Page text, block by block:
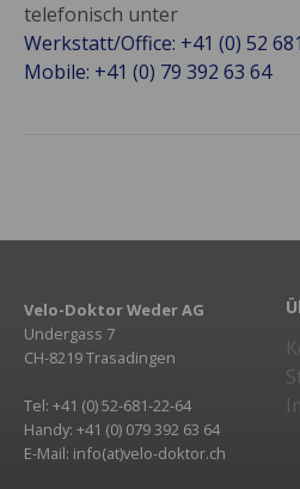
telefonisch unter
Werkstatt/Office: +41 (0) 52
Mobile: +41 (0) 79 392 63 64
Velo-Doktor Weder AG
Undergass 7
CH-8219 Trasadingen
Tel: +41 (0) 52-681-22-64
Handy: +41 (0) 079 392 63 64
E-Mail: info(at)velo-doktor.ch